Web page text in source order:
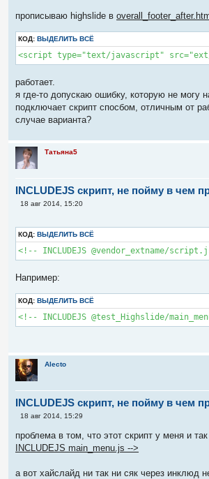
прописываю highslide в
КОД: ВЫДЕЛИТЬ ВСЁ
<script type="text/javascript"
работает.
я где-то допускаю ошибку, которую не могу
подключает скрипт спосбом, отличным от
случае варианта?
Татьяна5
INCLUDEJS скрипт, не пойму в чем
С
б
щ
н
и
18 авг 2014, 15:20
КОД: ВЫДЕЛИТЬ ВСЁ
<!-- INCLUDEJS @vendor_extname/
Например:
КОД: ВЫДЕЛИТЬ ВСЁ
<!-- INCLUDEJS @test_Highslide/
Alecto
INCLUDEJS скрипт, не пойму в чем
С
б
щ
и
18 авг 2014, 15:29
проблема в том, что этот скрипт у меня и так
INCLUDEJS main_menu.js -->
а вот хайслайд ни так ни сяк через инклюд